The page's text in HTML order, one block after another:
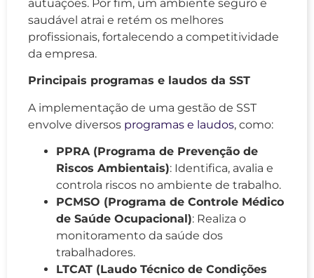
autuações. Por fim, um ambiente seguro e
saudável atrai e retém os melhores
profissionais, fortalecendo a competitividade
da empresa.
Principais programas e laudos da SST
A implementação de uma gestão de SST
envolve diversos programas e laudos, como:
PPRA (Programa de Prevenção de
Riscos Ambientais): Identifica, avalia e
controla riscos no ambiente de trabalho.
PCMSO (Programa de Controle Médico
de Saúde Ocupacional): Realiza o
monitoramento da saúde dos
trabalhadores.
LTCAT (Laudo Técnico de Condições